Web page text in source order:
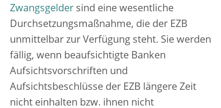
Zwangsgelder sind eine wesentliche
Durchsetzungsmaßnahme, die der EZB
unmittelbar zur Verfügung steht. Sie werden
fällig, wenn beaufsichtigte Banken
Aufsichtsvorschriften und
Aufsichtsbeschlüsse der EZB längere Zeit
nicht einhalten bzw. ihnen nicht